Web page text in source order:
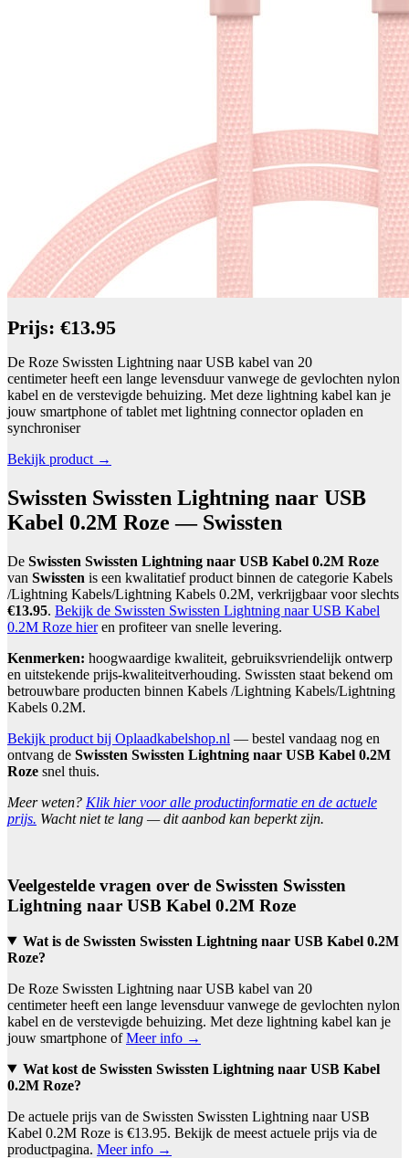
Prijs: €13.95
De Roze Swissten Lightning naar USB kabel van 20
centimeter heeft een lange levensduur vanwege de gevlochten nylon
kabel en de verstevigde behuizing. Met deze lightning kabel kan je
jouw smartphone of tablet met lightning connector opladen en
synchroniser
Bekijk product →
Swissten Swissten Lightning naar USB
Kabel 0.2M Roze — Swissten
De Swissten Swissten Lightning naar USB Kabel 0.2M Roze
van Swissten is een kwalitatief product binnen de categorie Kabels
/Lightning Kabels/Lightning Kabels 0.2M, verkrijgbaar voor slechts
€13.95. Bekijk de Swissten Swissten Lightning naar USB Kabel
0.2M Roze hieren profiteer van snelle levering.
Kenmerken: hoogwaardige kwaliteit, gebruiksvriendelijk ontwerp
en uitstekende prijs-kwaliteitverhouding. Swissten staat bekend om
betrouwbare producten binnen Kabels /Lightning Kabels/Lightning
Kabels 0.2M.
Bekijk product bij Oplaadkabelshop.nl — bestel vandaag nog en
ontvang de Swissten Swissten Lightning naar USB Kabel 0.2M
Roze snel thuis.
Meer weten? Klik hier voor alle productinformatie en de actuele
prijs. Wacht niet te lang — dit aanbod kan beperkt zijn.
Veelgestelde vragen over de Swissten Swissten
Lightning naar USB Kabel 0.2M Roze
Wat is de Swissten Swissten Lightning naar USB Kabel 0.2M
Roze?
De Roze Swissten Lightning naar USB kabel van 20
centimeter heeft een lange levensduur vanwege de gevlochten nylon
kabel en de verstevigde behuizing. Met deze lightning kabel kan je
jouw smartphone ofMeer info →
Wat kost de Swissten Swissten Lightning naar USB Kabel
0.2M Roze?
De actuele prijs van de Swissten Swissten Lightning naar USB
Kabel 0.2M Roze is €13.95. Bekijk de meest actuele prijs via de
productpagina. Meer info →